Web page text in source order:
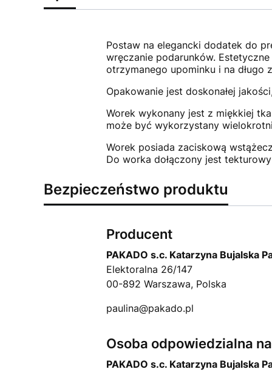
Postaw na elegancki dodatek do
wręczanie podarunków.
otrzymanego upominku i na długo
Opakowanie jest doskonałej
Worek wykonany jest z miękkiej
może być wykorzystany
Worek posiada zaciskową
Do worka dołączony jest
Bezpieczeństwo produktu
Producent
PAKADO s.c. Katarzyna Bujalska
Elektoralna 26/147
00-892 Warszawa, Polska
paulina@pakado.pl
Osoba odpowiedzialna
PAKADO s.c. Katarzyna Bujalska